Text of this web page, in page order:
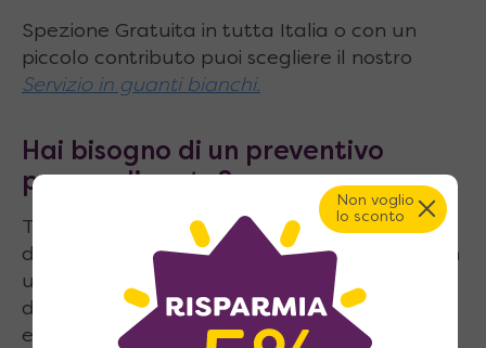
Spezione Gratuita in tutta Italia o con un
piccolo contributo puoi scegliere il nostro
Servizio in guanti bianchi.
Hai bisogno di un preventivo
personalizzato?
Ti servono più pezzi, hai bisogno di altre
dimensioni, vuoi personalizzare il tuo letto con
una stampa? Per informazioni precise e
dettagliate Compila il form (sarai ricontattato
entro 24 ore)
Non voglio
lo sconto